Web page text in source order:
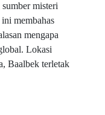
misteri
membahas
mengapa
Lokasi
Baalbek terletak